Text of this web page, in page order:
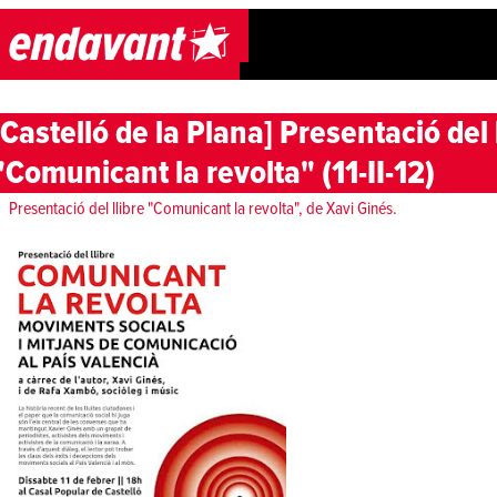
Skip to content
de la Plana] Presentació
la revolta" (11-II-12)
Presentació del llibre "Comunicant la revolta", de Xavi Ginés.